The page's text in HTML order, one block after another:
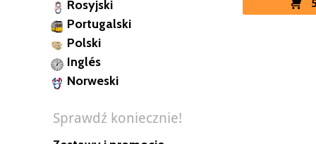
Rosyjski
Portugalski
Polski
Inglés
Norweski
Sprawdź koniecznie!